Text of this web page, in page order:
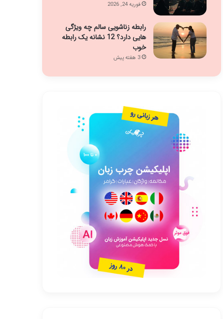
فوریه 24, 2026
رابطه زناشویی سالم چه ویژگی
هایی دارد؟ 12 نشانه یک رابطه
خوب
3 هفته پیش